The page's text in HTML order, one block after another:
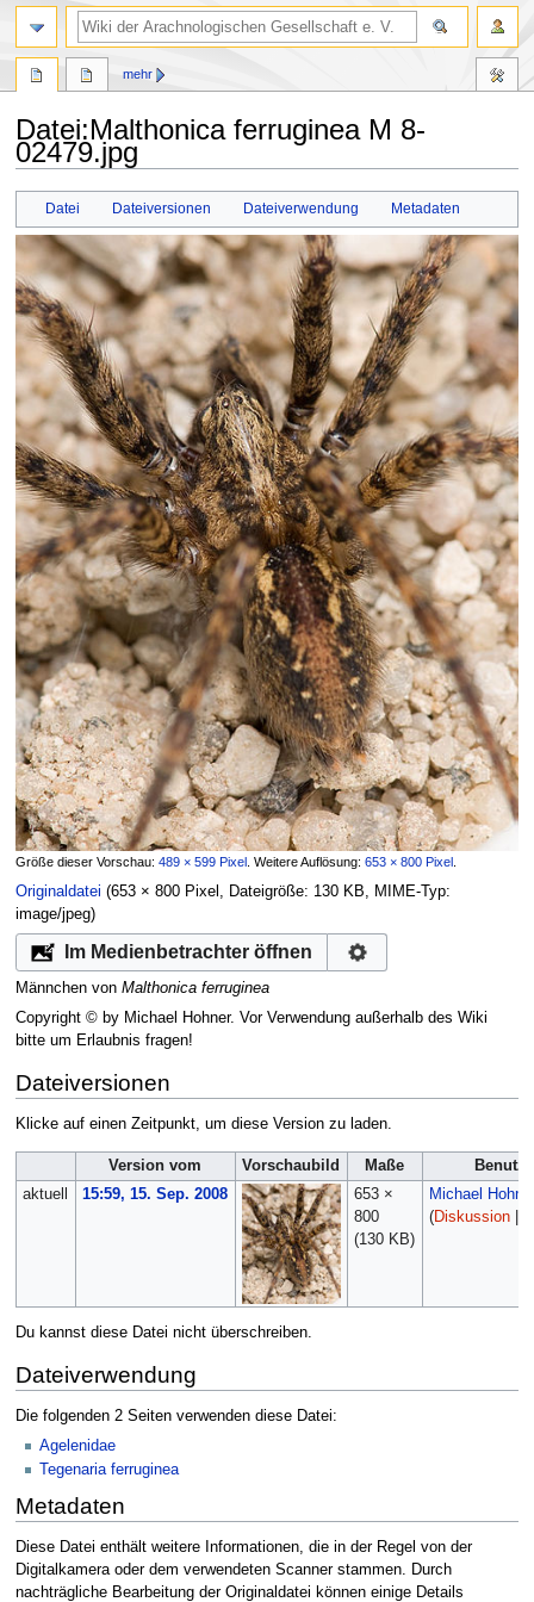
Datei:Malthonica ferruginea M 8-
02479.jpg
springen
springen
Datei Dateiversionen Dateiverwendung Metadaten
Größe dieser Vorschau: 489 × 599 Pixel . Weitere Auflösung: 653 × 800 Pixel .
Originaldatei (653 × 800 Pixel, Dateigröße: 130 KB, MIME-Typ:
image/jpeg)
Im Medienbetrachter öffnen
Männchen von Malthonica ferruginea
Copyright © by Michael Hohner. Vor Verwendung außerhalb des Wiki
bitte um Erlaubnis fragen!
Dateiversionen
Klicke auf einen Zeitpunkt, um diese Version zu laden.
Version vom Vorschaubild Maße
aktuell
15:59, 15. Sep. 2008
653 ×
800
(130 KB)
Michael
(Diskussion|
Du kannst diese Datei nicht überschreiben.
Dateiverwendung
Die folgenden 2 Seiten verwenden diese Datei:
Agelenidae
Tegenaria ferruginea
Metadaten
Diese Datei enthält weitere Informationen, die in der Regel von der
Digitalkamera oder dem verwendeten Scanner stammen. Durch
nachträgliche Bearbeitung der Originaldatei können einige Details
mehr